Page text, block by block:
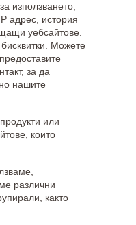
използването,
адрес, история
уебсайтове.
Можете
за да
нашите
или
които
различни
както